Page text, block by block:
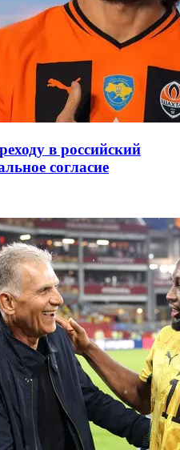
в российский
согласие